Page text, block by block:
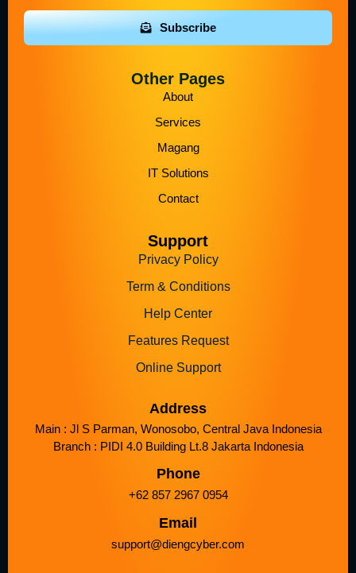
Subscribe
Other Pages
About
Services
Magang
IT Solutions
Contact
Support
Privacy Policy
Term & Conditions
Help Center
Features Request
Online Support
Address
Main : Jl S Parman, Wonosobo, Central Java Indonesia
Branch : PIDI 4.0 Building Lt.8 Jakarta Indonesia
Phone
+62 857 2967 0954
Email
support@diengcyber.com